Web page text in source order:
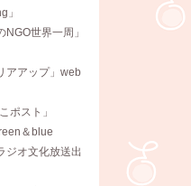
」
NGO世界一周」
アアップ」web
ポスト」
＆blue
ジオ文化放送出